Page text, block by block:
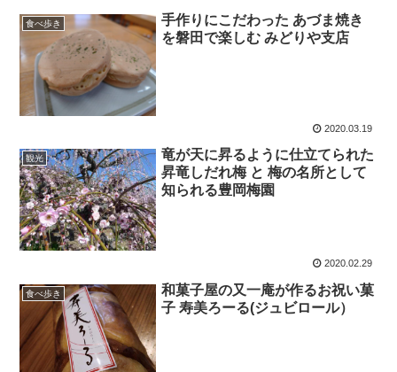
食べ歩き
手作りにこだわった あづま焼き
を磐田で楽しむ みどりや支店
2020.03.19
観光
竜が天に昇るように仕立てられた
昇竜しだれ梅 と 梅の名所として
知られる豊岡梅園
2020.02.29
食べ歩き
和菓子屋の又一庵が作るお祝い菓
子 寿美ろーる(ジュビロール）